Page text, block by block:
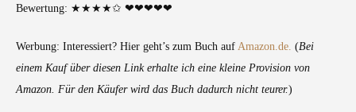
Bewertung: ★★★★✩ ❤❤❤❤❤
Werbung: Interessiert? Hier geht’s zum Buch auf Amazon.de. (Bei
einem Kauf über diesen Link erhalte ich eine kleine Provision von
Amazon. Für den Käufer wird das Buch dadurch nicht teurer.)